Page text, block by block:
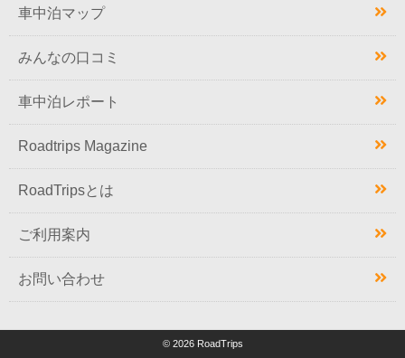
車中泊マップ
みんなの口コミ
車中泊レポート
Roadtrips Magazine
RoadTripsとは
ご利用案内
お問い合わせ
© 2026 RoadTrips